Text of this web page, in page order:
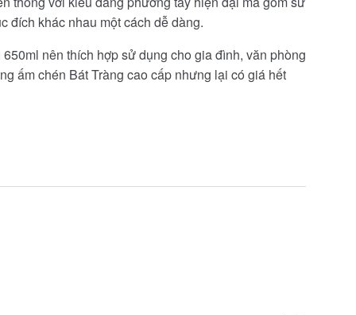
đích khác nhau một cách dễ dàng.
nên thích hợp sử dụng cho gia đình, văn phòng
ấm chén Bát Tràng cao cấp nhưng lại có giá hết